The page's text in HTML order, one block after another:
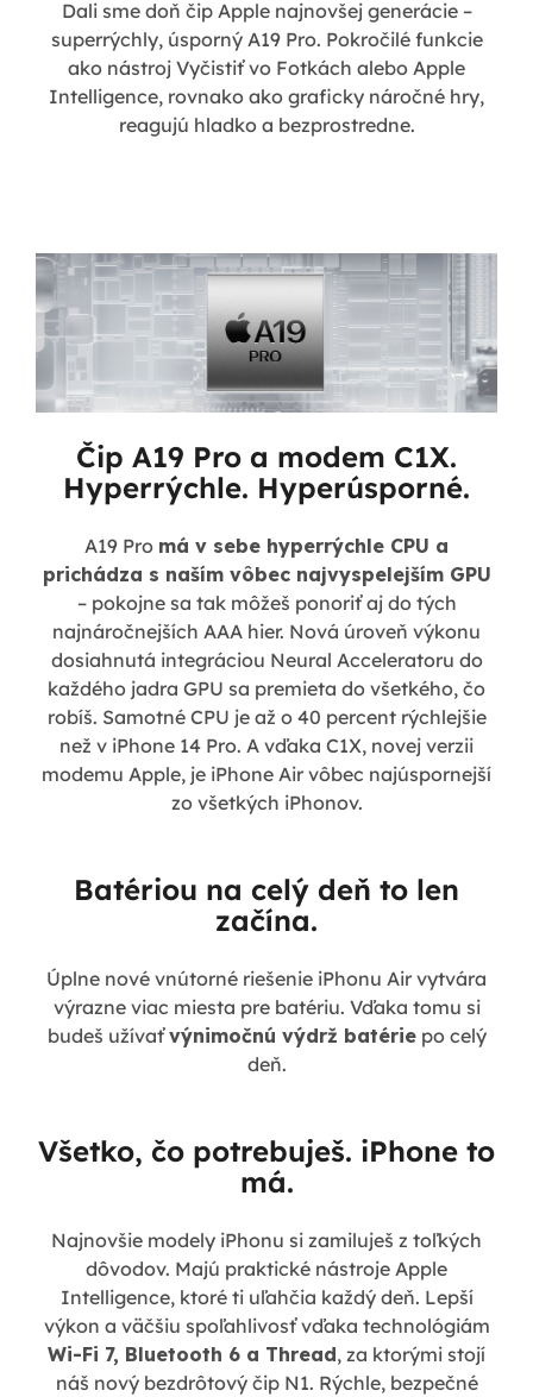
Dali sme doň čip Apple najnovšej generácie –
superrýchly, úsporný A19 Pro. Pokročilé funkcie
ako nástroj Vyčistiť vo Fotkách alebo Apple
Intelligence, rovnako ako graficky náročné hry,
reagujú hladko a bezprostredne.
Čip A19 Pro a modem C1X.
Hyperrýchle. Hyperúsporné.
A19 Pro má v sebe hyperrýchle CPU a
prichádza s naším vôbec najvyspelejším GPU
– pokojne sa tak môžeš ponoriť aj do tých
najnáročnejších AAA hier. Nová úroveň výkonu
dosiahnutá integráciou Neural Acceleratoru do
každého jadra GPU sa premieta do všetkého, čo
robíš. Samotné CPU je až o 40 percent rýchlejšie
než v iPhone 14 Pro. A vďaka C1X, novej verzii
modemu Apple, je iPhone Air vôbec najúspornejší
zo všetkých iPhonov.
Batériou na celý deň to len
začína.
Úplne nové vnútorné riešenie iPhonu Air vytvára
výrazne viac miesta pre batériu. Vďaka tomu si
budeš užívaťvýnimočnú výdrž batériepo celý
deň.
Všetko, čo potrebuješ. iPhone to
má.
Najnovšie modely iPhonu si zamiluješ z toľkých
dôvodov. Majú praktické nástroje Apple
Intelligence, ktoré ti uľahčia každý deň. Lepší
výkon a väčšiu spoľahlivosť vďaka technológiám
Wi-Fi 7, Bluetooth 6 a Thread, za ktorými stojí
náš nový bezdrôtový čip N1. Rýchle, bezpečné